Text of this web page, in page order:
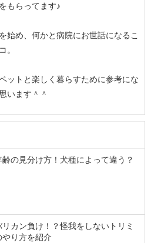
もらってます♪
始め、何かと病院にお世話になるこ
。
ットと楽しく暮らすために参考にな
います＾＾
齢の見分け方！犬種によって違う？
リカン負け！？怪我をしないトリミ
やり方を紹介